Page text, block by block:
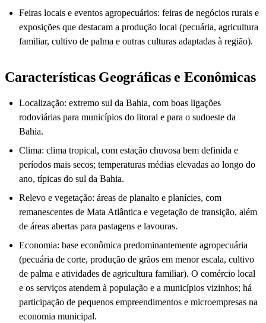
Feiras locais e eventos agropecuários: feiras de negócios rurais e
exposições que destacam a produção local (pecuária, agricultura
familiar, cultivo de palma e outras culturas adaptadas à região).
Características Geográficas e Econômicas
Localização: extremo sul da Bahia, com boas ligações
rodoviárias para municípios do litoral e para o sudoeste da
Bahia.
Clima: clima tropical, com estação chuvosa bem definida e
períodos mais secos; temperaturas médias elevadas ao longo do
ano, típicas do sul da Bahia.
Relevo e vegetação: áreas de planalto e planícies, com
remanescentes de Mata Atlântica e vegetação de transição, além
de áreas abertas para pastagens e lavouras.
Economia: base econômica predominantemente agropecuária
(pecuária de corte, produção de grãos em menor escala, cultivo
de palma e atividades de agricultura familiar). O comércio local
e os serviços atendem à população e a municípios vizinhos; há
participação de pequenos empreendimentos e microempresas na
economia municipal.